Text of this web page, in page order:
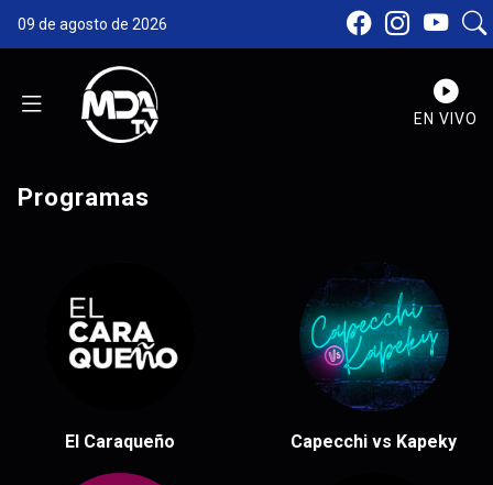
09 de agosto de 2026
EN VIVO
Programas
El Caraqueño Capecchi vs Kapeky